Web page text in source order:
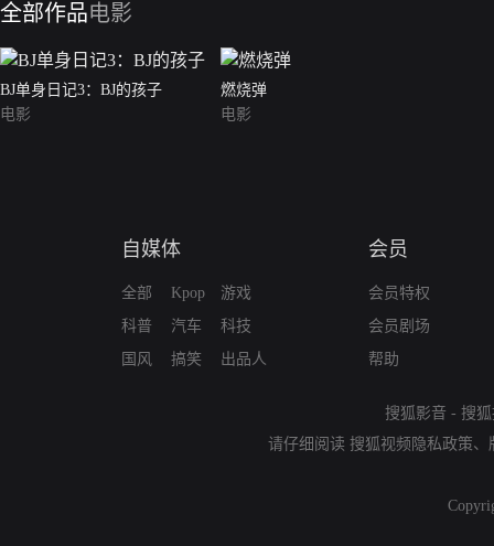
全部作品电影
BJ单身日记3：BJ的孩子
电影
燃烧弹
电影
自媒体
全部
科普
国风
Kpop
汽车
搞笑
游戏
科技
出品人
会员
会员特权
会员剧场
帮助
搜狐影音 - 搜
请仔细阅读 搜狐视频隐私政策、